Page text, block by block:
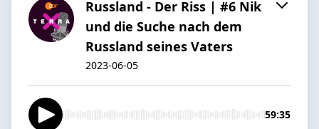
Russland - Der Riss | #6 Nik
und die Suche nach dem
Russland seines Vaters
2023-06-05
59:35